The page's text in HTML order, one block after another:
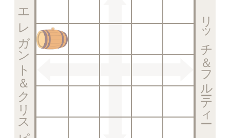
リッチ＆フルーティー
エレガント＆クリスピー